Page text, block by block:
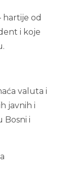
hartije od
i koje
valuta i
javnih i
Bosni i